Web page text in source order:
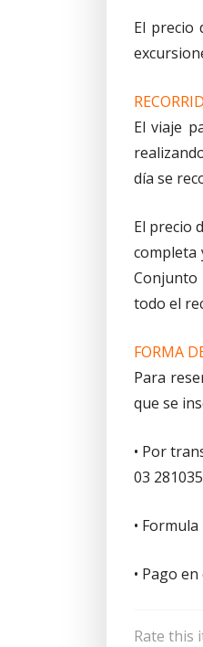
El precio
El viaje
día se
El precio
completa
Conjunto
todo el
FORMA
Para
que se
• Por
03
•
• Pago
Rate this